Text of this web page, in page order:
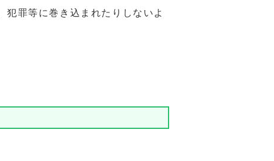
罪等に巻き込まれたりしないよ